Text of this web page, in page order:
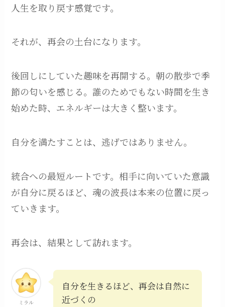
人生を取り戻す感覚です。
それが、再会の土台になります。
後回しにしていた趣味を再開する。朝の散歩で季
節の匂いを感じる。誰のためでもない時間を生き
始めた時、エネルギーは大きく整います。
自分を満たすことは、逃げではありません。
統合への最短ルートです。相手に向いていた意識
が自分に戻るほど、魂の波長は本来の位置に戻っ
ていきます。
再会は、結果として訪れます。
ミラル
自分を生きるほど、再会は自然に
近づくの